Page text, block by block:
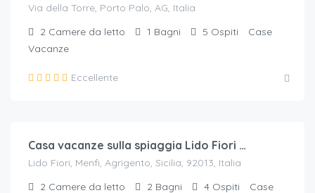
Via della Torre, Porto Palo, AG, Italia
2 Camere da letto 1 Bagni 5 Ospiti
Case
Vacanze
Eccellente
Casa vacanze sulla spiaggia Lido Fiori Menfi
Lido Fiori, Menfi, Agrigento, Sicilia, 92013, Italia
2 Camere da letto 2 Bagni 4 Ospiti
Case